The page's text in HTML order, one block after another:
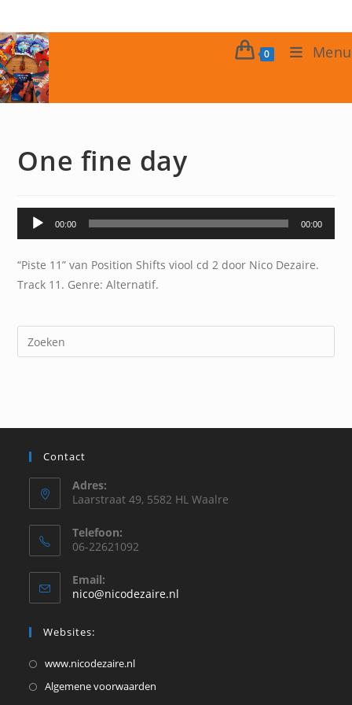
naar
inhoud
0 Menu
One fine day
Audiospeler
00:00 00:00
“Piste 11” van Position Shifts viool cd 2 door Nico Dezaire.
Track 11. Genre: Alternatif.
Contact
Adres:
Laarstraat 49, 5582 HL Waalre
Telefoon:
06-22621092
Email:
nico@nicodezaire.nl
Websites:
www.nicodezaire.nlOpent
in
Algemene voorwaarden